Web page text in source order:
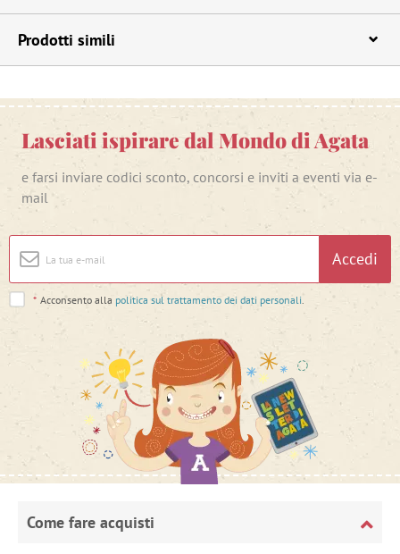
Prodotti simili
Lasciati ispirare dal Mondo di Agata
e farsi inviare codici sconto, concorsi e inviti a eventi via e-
mail
Accedi
* Acconsento alla politica sul trattamento dei dati personali.
Come fare acquisti